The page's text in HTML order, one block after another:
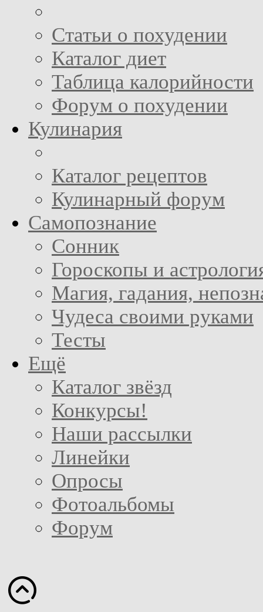
Статьи о похудении
Каталог диет
Таблица калорийности
Форум о похудении
Кулинария
Каталог рецептов
Кулинарный форум
Самопознание
Сонник
Гороскопы и
Магия, гадания,
Чудеса своими руками
Тесты
Ещё
Каталог звёзд
Конкурсы!
Наши рассылки
Линейки
Опросы
Фотоальбомы
Форум